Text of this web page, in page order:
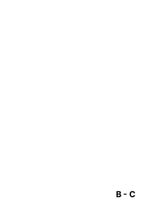
B - C